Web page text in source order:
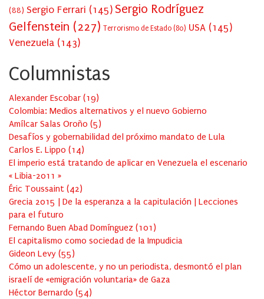
(88) Sergio Ferrari (145) Sergio Rodríguez
Gelfenstein (227) Terrorismo de Estado (80) USA (145)
Venezuela (143)
Columnistas
Alexander Escobar (19)
Colombia: Medios alternativos y el nuevo Gobierno
Amílcar Salas Oroño (5)
Desafíos y gobernabilidad del próximo mandato de Lula
Carlos E. Lippo (14)
El imperio está tratando de aplicar en Venezuela el escenario
« Libia-2011 »
Éric Toussaint (42)
Grecia 2015 | De la esperanza a la capitulación | Lecciones
para el futuro
Fernando Buen Abad Domínguez (101 )
El capitalismo como sociedad de la Impudicia
Gideon Levy (55)
Cómo un adolescente, y no un periodista, desmontó el plan
israelí de «emigración voluntaria» de Gaza
Héctor Bernardo (54)